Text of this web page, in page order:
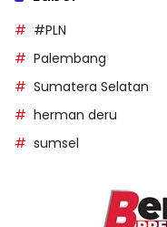
#PLN
Palembang
Sumatera Selatan
herman deru
sumsel